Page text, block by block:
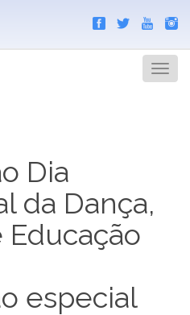
Menu
Dia
da Dança,
especial